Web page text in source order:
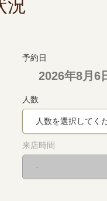
況
予約日
2026年8月6
人数
人数を選択してく
来店時間
-